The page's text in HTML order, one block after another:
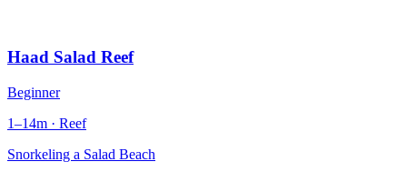
Haad Salad Reef
Beginner
1–14m · Reef
Snorkeling a Salad Beach